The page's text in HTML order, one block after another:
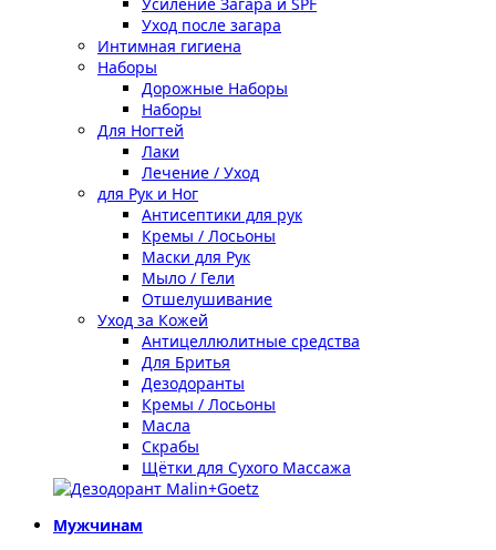
Уход после загара
Интимная гигиена
Наборы
Дорожные Наборы
Наборы
Для Ногтей
Лаки
Лечение / Уход
для Рук и Ног
Антисептики для рук
Кремы / Лосьоны
Маски для Рук
Мыло / Гели
Отшелушивание
Уход за Кожей
Антицеллюлитные средства
Для Бритья
Дезодоранты
Кремы / Лосьоны
Масла
Скрабы
Щётки для Сухого Массажа
Мужчинам